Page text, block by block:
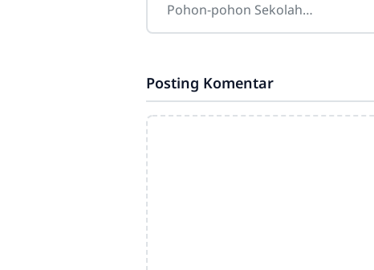
Pohon-pohon Sekolah
Sdn4cirahab.sch.id- Pohon-pohon
Posting Komentar